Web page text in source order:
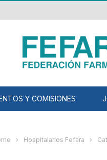
Y COMISIONES
› Hospitalarios Fefara ›